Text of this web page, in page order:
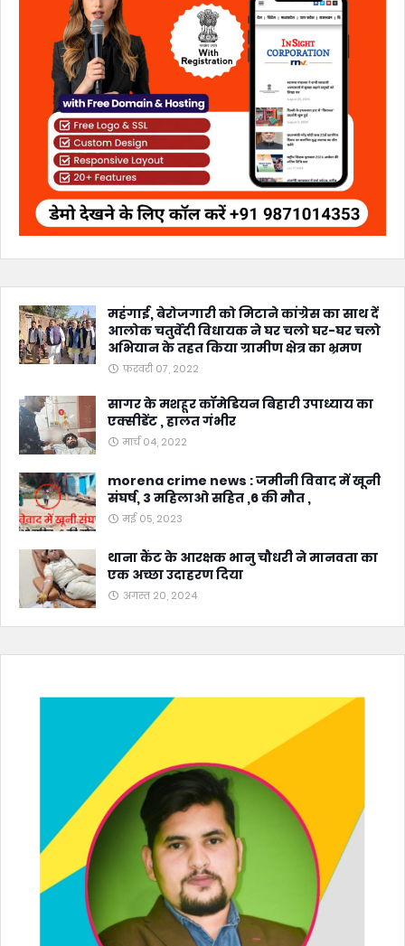
महंगाई, बेरोजगारी को मिटाने कांग्रेस का साथ दें
आलोक चतुर्वेदी विधायक ने घर चलो घर-घर चलो
अभियान के तहत किया ग्रामीण क्षेत्र का भ्रमण
फ़रवरी 07, 2022
सागर के मशहूर कॉमेडियन बिहारी उपाध्याय का
एक्सीडेंट , हालत गंभीर
मार्च 04, 2022
morena crime news : जमीनी विवाद में खूनी
संघर्ष, 3 महिलाओ सहित ,6 की मौत ,
मई 05, 2023
थाना कैंट के आरक्षक भानु चौधरी ने मानवता का
एक अच्छा उदाहरण दिया
अगस्त 20, 2024